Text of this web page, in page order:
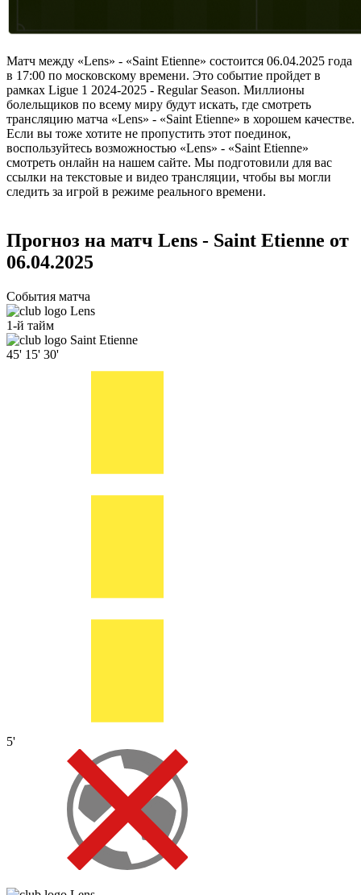
Матч между «Lens» - «Saint Etienne» состоится 06.04.2025 года
в 17:00 по московскому времени. Это событие пройдет в
рамках Ligue 1 2024-2025 - Regular Season. Миллионы
болельщиков по всему миру будут искать, где смотреть
трансляцию матча «Lens» - «Saint Etienne» в хорошем качестве.
Если вы тоже хотите не пропустить этот поединок,
воспользуйтесь возможностью «Lens» - «Saint Etienne»
смотреть онлайн на нашем сайте. Мы подготовили для вас
ссылки на текстовые и видео трансляции, чтобы вы могли
следить за игрой в режиме реального времени.
Прогноз на матч Lens - Saint Etienne от
06.04.2025
События матча
Lens
1-й тайм
Saint Etienne
45' 15' 30'
5'